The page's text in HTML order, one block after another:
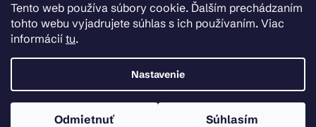
Tento web používa súbory cookie. Ďalším prechádzaním
tohto webu vyjadrujete súhlas s ich používaním. Viac
informácií tu.
Nastavenie
Odmietnuť Súhlasím
_Info objednávky : +421 914 399 399 Pracovné dni od
8.00 hod. do 12.00 . REKLAMÁCIE : +421 914 399 399
HeavenShop.sk
HeavenShop.sk
Copyright 2026Heavenshop . Všetky práva vyhradené.